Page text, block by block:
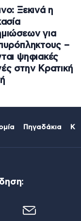
Ξεκινά η
για
–
ψηφιακές
στην Κρατική
Πηγαδάκια